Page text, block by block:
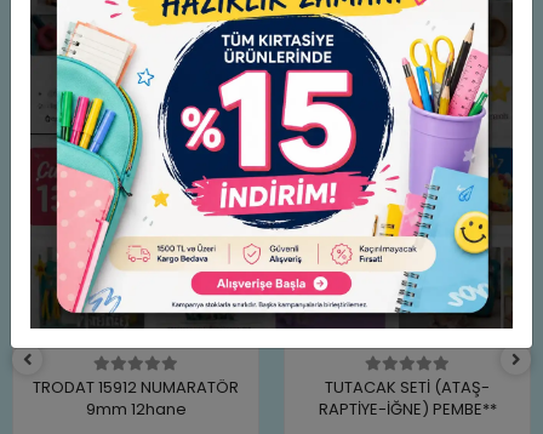
Benzer Ürünler
TRODAT 15912 NUMARATÖR
9mm 12hane
TUTACAK SETİ (ATAŞ-
RAPTİYE-İĞNE) PEMBE**